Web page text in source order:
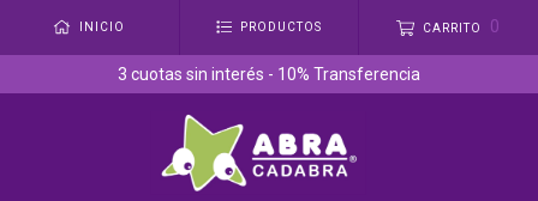
INICIO PRODUCTOS CARRITO 0
3 cuotas sin interés - 10% Transferencia